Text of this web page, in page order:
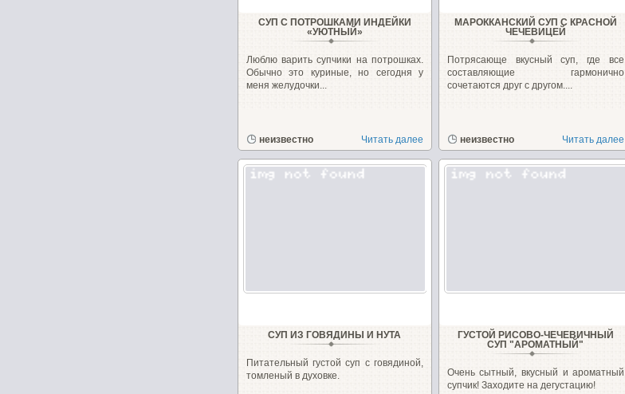
СУП С ПОТРОШКАМИ ИНДЕЙКИ
«УЮТНЫЙ»
Люблю варить супчики на потрошках.
Обычно это куриные, но сегодня у
меня желудочки...
неизвестно Читать далее
МАРОККАНСКИЙ СУП С КРАСНОЙ
ЧЕЧЕВИЦЕЙ
Потрясающе вкусный суп, где все
составляющие гармонично
сочетаются друг с другом....
неизвестно Читать далее
СУП ИЗ ГОВЯДИНЫ И НУТА
Питательный густой суп с говядиной,
томленый в духовке.
ГУСТОЙ РИСОВО-ЧЕЧЕВИЧНЫЙ
СУП "АРОМАТНЫЙ"
Очень сытный, вкусный и ароматный
супчик! Заходите на дегустацию!